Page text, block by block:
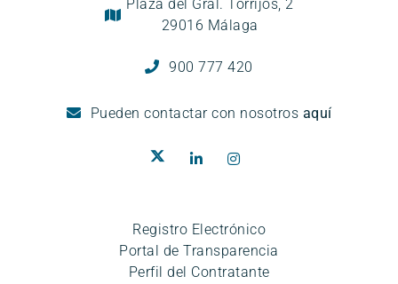
Plaza del Gral. Torrijos, 2
29016 Málaga
900 777 420
Pueden contactar con nosotros aquí
Registro Electrónico
Portal de Transparencia
Perfil del Contratante